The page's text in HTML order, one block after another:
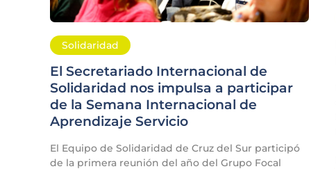
Solidaridad
El Secretariado Internacional de
Solidaridad nos impulsa a participar
de la Semana Internacional de
Aprendizaje Servicio
El Equipo de Solidaridad de Cruz del Sur participó
de la primera reunión del año del Grupo Focal